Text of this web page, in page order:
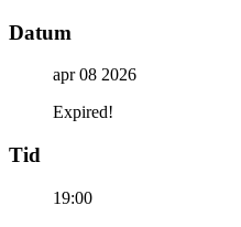
Datum
apr 08 2026
Expired!
Tid
19:00